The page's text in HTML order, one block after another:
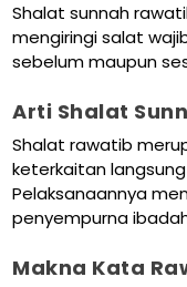
Shalat sunnah
mengiringi salat
sebelum maupun
Arti Shalat
Shalat rawatib
keterkaitan
Pelaksanaannya
penyempurna
Makna Kata